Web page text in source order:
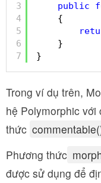
3
4
5
6
7
public
{
}
}
Trong ví dụ trên,
hệ Polymorphic
thức
Phương thức
được sử dụng để